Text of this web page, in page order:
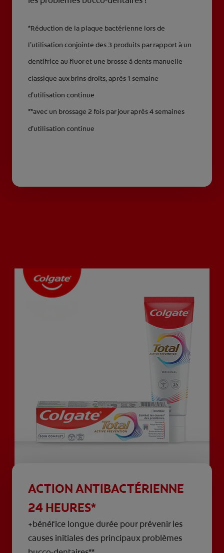
*Réduction de la plaque bactérienne lors de
l’utilisation conjointe des 3 produits par rapport à un
dentifrice au fluor et une brosse à dents manuelle
classique aux brins droits, après 1 semaine
d’utilisation continue
**avec un brossage 2 fois par jour après 4 semaines
d’utilisation continue
ACTION ANTIBACTÉRIENNE
24 HEURES*
+bénéfice longue durée pour prévenir les
causes initiales des principaux problèmes